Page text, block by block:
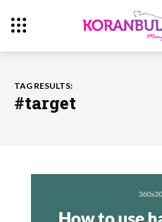
TAG RESULTS:
#target